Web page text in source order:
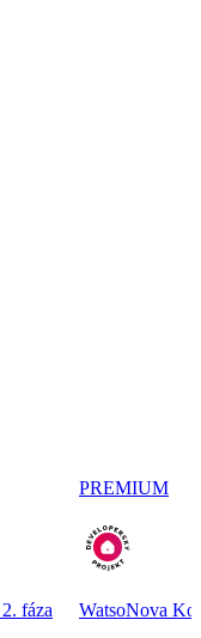
fáza
PREMIUM
WatsoNova